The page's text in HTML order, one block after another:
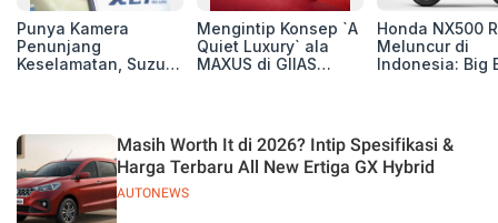
Punya Kamera
Penunjang
Keselamatan, Suzuki
Mengintip Konsep `A
Quiet Luxury` ala
MAXUS di GIIAS
Honda NX500
Meluncur di
Indonesia: Big
Juta
AUTONEWS
Masih Worth It di 2026? Intip Spesifikasi &
Harga Terbaru All New Ertiga GX Hybrid